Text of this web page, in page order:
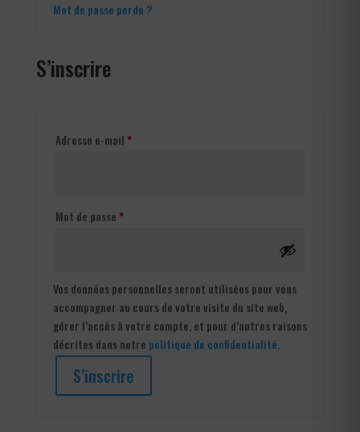
Mot de passe perdu ?
S’inscrire
Adresse e-mail *Obligatoire
Mot de passe *Obligatoire
Vos données personnelles seront utilisées pour vous
accompagner au cours de votre visite du site web,
gérer l’accès à votre compte, et pour d’autres raisons
décrites dans notre politique de confidentialité
S’inscrire